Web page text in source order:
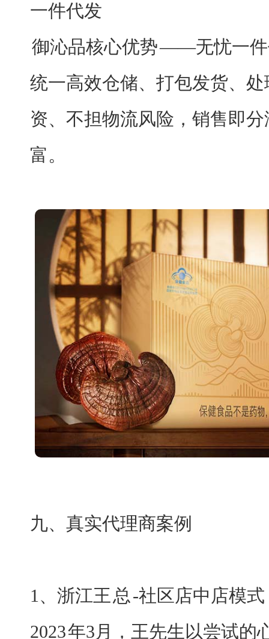
一件代发
御沁品核心优势——无忧一件
统一高效仓储、打包发货、
资、不担物流风险，销售即
富。
九、真实代理商案例
1、浙江王总-社区店中店模式
2023年3月，王先生以尝试的